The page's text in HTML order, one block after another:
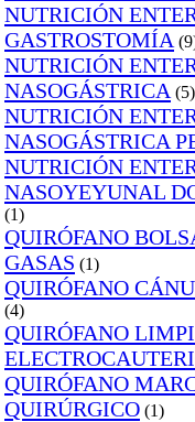
NUTRICIÓN
GASTROSTOMÍA
NUTRICIÓN
NASOGÁSTRICA (5)
NUTRICIÓN
NASOGÁSTRICA
NUTRICIÓN
NASOYEYUNAL
(1)
QUIRÓFANO
GASAS (1)
QUIRÓFANO
(4)
QUIRÓFANO
QUIRÓFANO
QUIRÚRGICO (1)